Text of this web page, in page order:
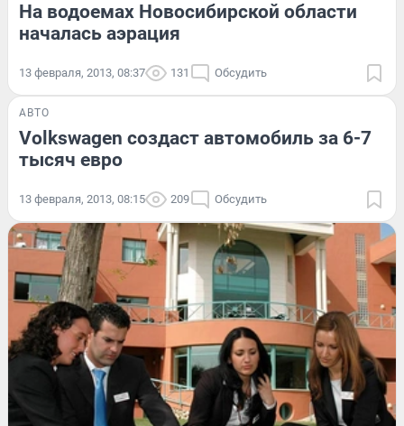
На водоемах Новосибирской области
началась аэрация
13 февраля, 2013, 08:37 131 Обсудить
АВТО
Volkswagen создаст автомобиль за 6-7
тысяч евро
13 февраля, 2013, 08:15 209 Обсудить